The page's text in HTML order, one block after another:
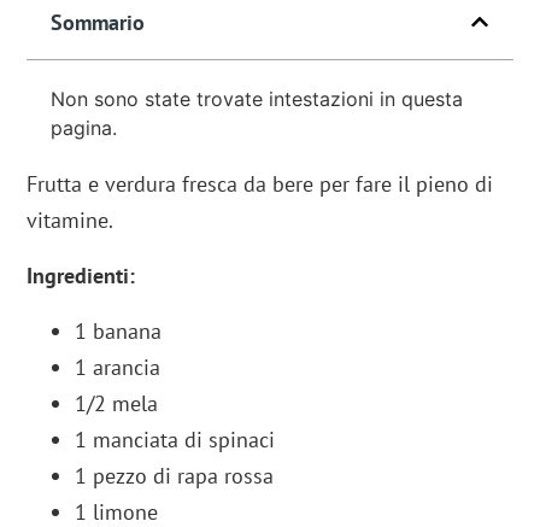
Sommario
Non sono state trovate intestazioni in questa
pagina.
Frutta e verdura fresca da bere per fare il pieno di
vitamine.
Ingredienti:
1 banana
1 arancia
1/2 mela
1 manciata di spinaci
1 pezzo di rapa rossa
1 limone